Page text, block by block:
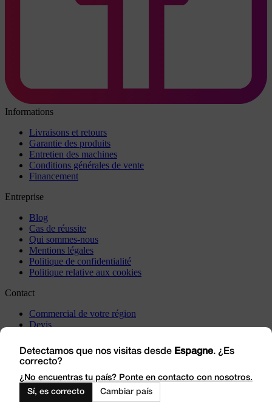
Informations
Livraisons et retours
Garantie des produits
Entretien des machines
Conditions générales de vente
Financement
Entreprise
Blog
Cas de réussite
Qui sommes-nous
Mentions légales
Politique de confidentialité
Politique relative aux cookies
Contact
Commercial de votre région
Devis
Rendez-nous visite
Travaillez avec nous
Outlet
Detectamos que nos visitas desde Espagne. ¿Es
correcto?
¿No encuentras tu país? Ponte en contacto con nosotros.
Sí, es correcto
Cambiar país